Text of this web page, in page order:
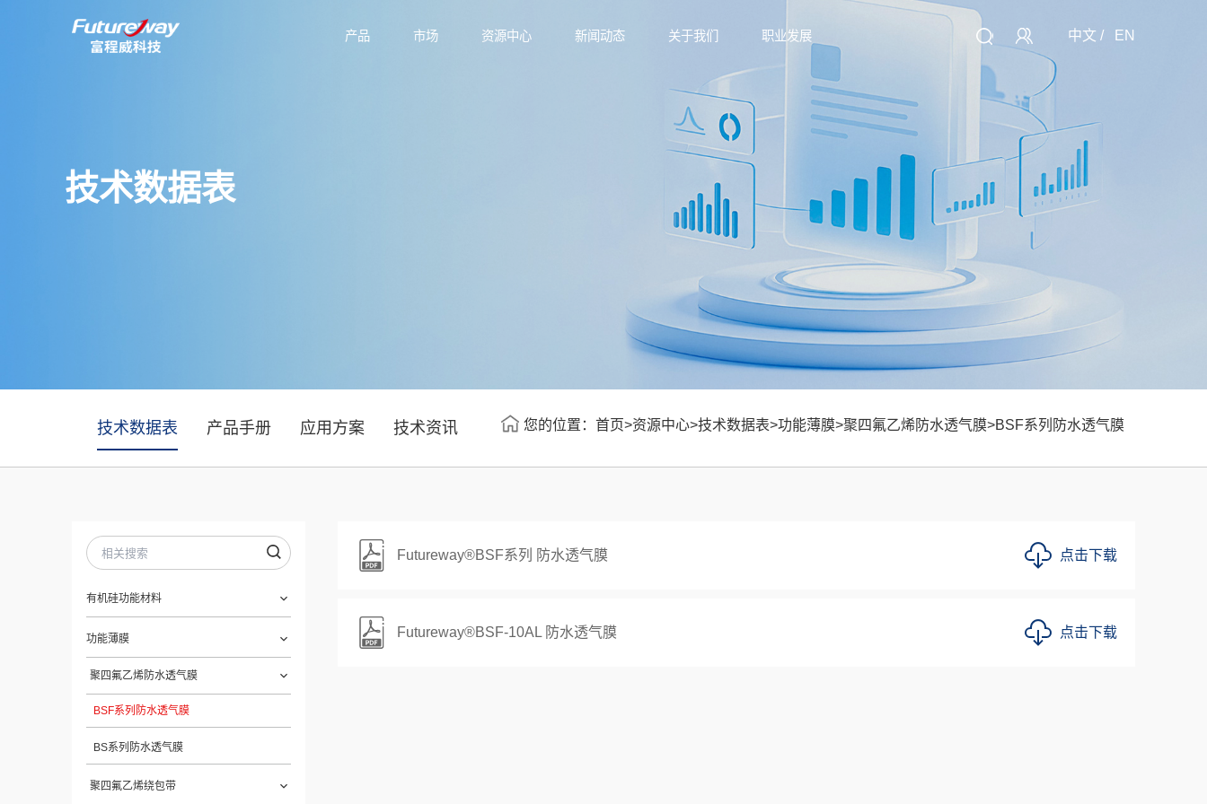
产品
功能部件
市场 资源中心 新闻动态 关于我们
可持续发展
职业发展 中文 / EN
技术数据表
技术数据表 产品手册 应用方案 技术资讯 您的位置： 首页>资源中心>技术数据表>功能薄膜>聚四氟乙烯防水透气膜>BSF系列防水透气膜
有机硅功能材料
功能薄膜
聚四氟乙烯防水透气膜
BSF系列防水透气膜
BS系列防水透气膜
聚四氟乙烯绕包带
Futureway®BSF系列 防水透气膜 点击下载
Futureway®BSF-10AL 防水透气膜 点击下载